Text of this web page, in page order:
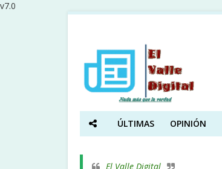
v7.0
ÚLTIMAS OPINIÓN
El Valle Digital